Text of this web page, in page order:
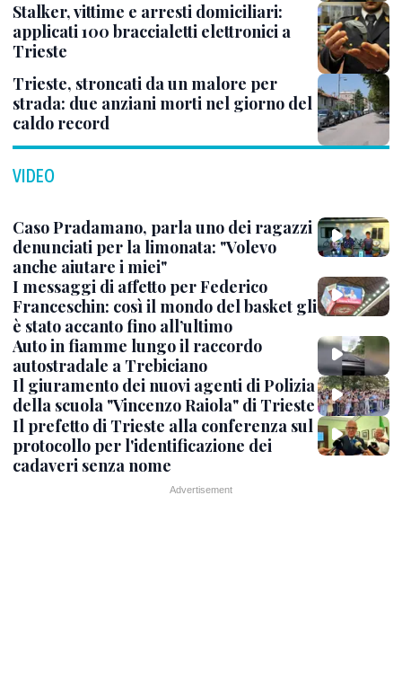
Stalker, vittime e arresti domiciliari:
applicati 100 braccialetti elettronici a
Trieste
Trieste, stroncati da un malore per
strada: due anziani morti nel giorno del
caldo record
VIDEO
Caso Pradamano, parla uno dei ragazzi
denunciati per la limonata: "Volevo
anche aiutare i miei"
I messaggi di affetto per Federico
Franceschin: così il mondo del basket gli
è stato accanto fino all’ultimo
Auto in fiamme lungo il raccordo
autostradale a Trebiciano
Il giuramento dei nuovi agenti di Polizia
della scuola "Vincenzo Raiola" di Trieste
Il prefetto di Trieste alla conferenza sul
protocollo per l'identificazione dei
cadaveri senza nome